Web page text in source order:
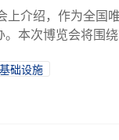
上介绍，作为全国
。本次博览会将围
础设施